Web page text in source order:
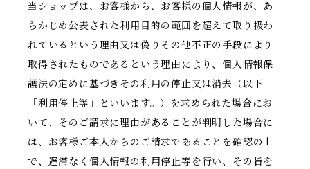
当ショップは、お客様から、お客様の個人情報が、あ
らかじめ公表された利用目的の範囲を超えて取り扱わ
れているという理由又は偽りその他不正の手段により
取得されたものであるという理由により、個人情報保
護法の定めに基づきその利用の停止又は消去（以下
「利用停止等」といいます。）を求められた場合にお
いて、そのご請求に理由があることが判明した場合に
は、お客様ご本人からのご請求であることを確認の上
で、遅滞なく個人情報の利用停止等を行い、その旨を